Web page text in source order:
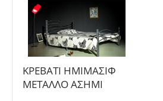
ΚΡΕΒΑΤΙ ΗΜΙΜΑΣΙΦ
ΜΕΤΑΛΛΟ ΑΣΗΜΙ